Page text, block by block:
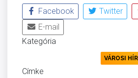
Facebook
Twitter
E-mail
Kategória
VÁROSI
Címke